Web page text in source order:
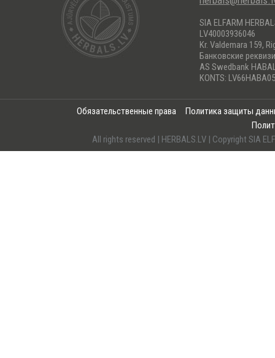
SIA ELFARM
LV40003936046
Kr. Valdemara 159,
Банковские
AS Swedbank
KONTS:
Обязательственные права
Политика защиты
All rights reserved | HERBALS.LV | Copyright SIA